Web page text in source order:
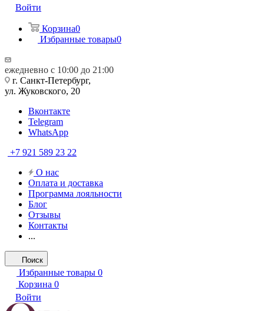
Войти
Корзина0
Избранные товары0
ежедневно с 10:00 до 21:00
г. Санкт-Петербург,
ул. Жуковского, 20
Вконтакте
Telegram
WhatsApp
+7 921 589 23 22
О нас
Оплата и доставка
Программа лояльности
Блог
Отзывы
Контакты
...
Поиск
Избранные товары 0
Корзина 0
Войти